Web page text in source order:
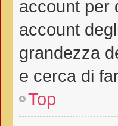
account per
account
grandezza
e cerca di
Top